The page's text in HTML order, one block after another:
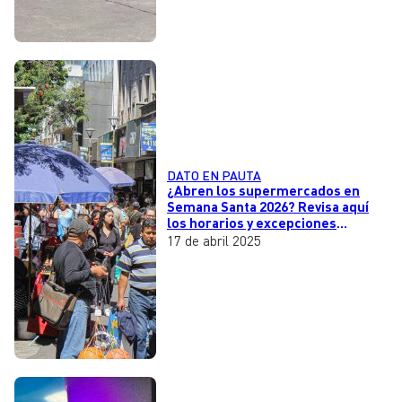
DATO EN PAUTA
¿Abren los supermercados en
Semana Santa 2026? Revisa aquí
los horarios y excepciones
laborales
17 de abril 2025